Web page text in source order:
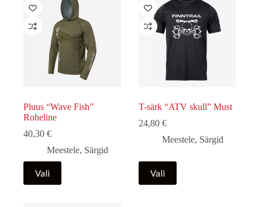
Valikuid
teha
tootelehel.
Valikuid
saab
teha
tootelehel.
Pluus “Wave Fish”
Roheline
40,30 €
Meestele, Särgid
Vali
Sellel
tootel
on
T-särk “ATV skull” Must
24,80 €
Meestele, Särgid
Vali
Sellel
tootel
on